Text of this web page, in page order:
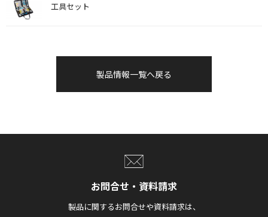
工具セット
製品情報一覧へ戻る
お問合せ・資料請求
製品に関するお問合せや資料請求は、